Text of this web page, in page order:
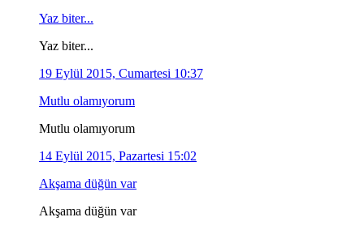
Yaz biter...
Yaz biter...
19 Eylül 2015, Cumartesi 10:37
Mutlu olamıyorum
Mutlu olamıyorum
14 Eylül 2015, Pazartesi 15:02
Akşama düğün var
Akşama düğün var